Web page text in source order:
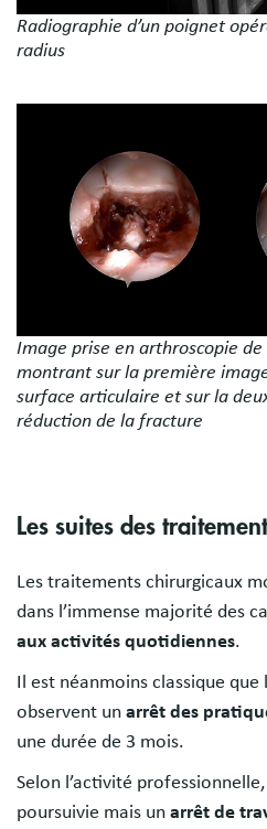
Radiographie d’un poignet
radius
Image prise en arthroscopie
montrant sur la première
surface articulaire et sur la
réduction de la fracture
Les suites des
Les traitements chirurgicaux
dans l’immense majorité des
aux activités quotidiennes.
Il est néanmoins classique que
observent un arrêt des
une durée de 3 mois.
Selon l’activité
poursuivie mais un arrêt de